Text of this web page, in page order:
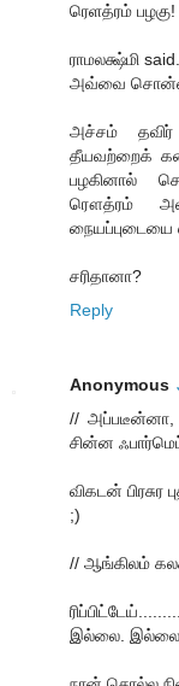
ரெளத்ரம்
ராமலக்ஷ்மி
அவ்வை
அச்சம் தவிர்
தீயவற்றைக்
பழகினால்
ரௌத்ரம்
நையப்புடையை
சரிதானா?
Reply
Anonymous
// அப்படீன்னா,
சின்ன
விகடன்
;)
// ஆங்கிலம்
ரிப்பிட்டேய்.........
இல்லை. இல்லை.